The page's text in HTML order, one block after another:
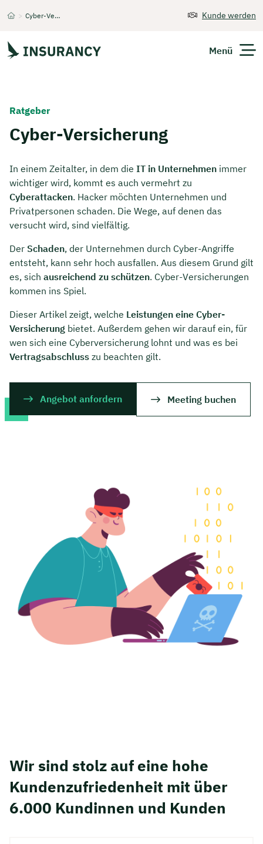
> Cyber-Versicherung Kunde werden
Menü
Expats
Über Uns
Kontakt
Ratgeber
Cyber-Versicherung
In einem Zeitalter, in dem die IT in Unternehmen immer
wichtiger wird, kommt es auch vermehrt zu
Cyberattacken. Hacker möchten Unternehmen und
Privatpersonen schaden. Die Wege, auf denen das
versucht wird, sind vielfältig.
Der Schaden, der Unternehmen durch Cyber-Angriffe
entsteht, kann sehr hoch ausfallen. Aus diesem Grund gilt
es, sich ausreichend zu schützen. Cyber-Versicherungen
kommen ins Spiel.
Dieser Artikel zeigt, welche Leistungen eine Cyber-
Versicherung bietet. Außerdem gehen wir darauf ein, für
wen sich eine Cyberversicherung lohnt und was es bei
Vertragsabschluss zu beachten gilt.
Angebot anfordern Meeting buchen
Wir sind stolz auf eine hohe
Kunden­zufriedenheit mit über
6.000 Kundinnen und Kunden